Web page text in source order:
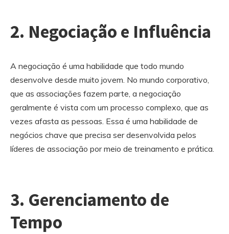
2. Negociação e Influência
A negociação é uma habilidade que todo mundo
desenvolve desde muito jovem. No mundo corporativo,
que as associações fazem parte, a negociação
geralmente é vista com um processo complexo, que as
vezes afasta as pessoas. Essa é uma habilidade de
negócios chave que precisa ser desenvolvida pelos
líderes de associação por meio de treinamento e prática.
3. Gerenciamento de
Tempo